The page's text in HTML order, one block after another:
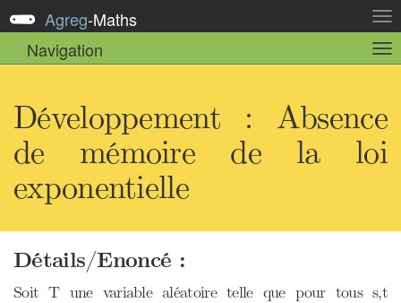
la
Agreg-Maths
Navigation
la
Développement : Absence
de mémoire de la loi
exponentielle
Détails/Enoncé :
Soit T une variable aléatoire telle que pour tous s,t